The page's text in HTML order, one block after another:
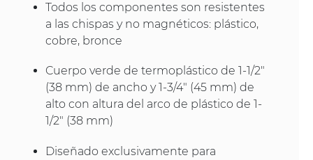
Todos los componentes son resistentes
a las chispas y no magnéticos: plástico,
cobre, bronce
Cuerpo verde de termoplástico de 1-1/2"
(38 mm) de ancho y 1-3/4" (45 mm) de
alto con altura del arco de plástico de 1-
1/2" (38 mm)
Diseñado exclusivamente para